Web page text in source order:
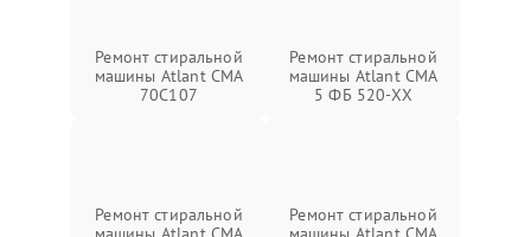
Ремонт стиральной
машины Atlant СМА
70C107
Ремонт стиральной
машины Atlant СМА
5 ФБ 520-ХХ
Ремонт стиральной
Ремонт стиральной